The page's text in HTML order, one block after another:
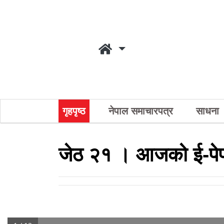
गृहपृष्ठ नेपाल समाचारपत्र साधना
जेठ २१ । आजको ई-